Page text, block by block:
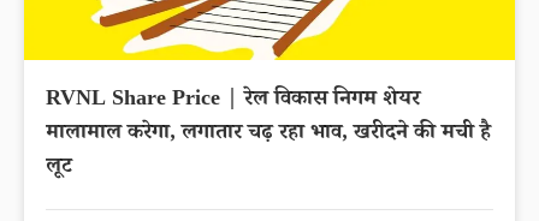
RVNL Share Price | रेल विकास निगम शेयर
मालामाल करेगा, लगातार चढ़ रहा भाव, खरीदने की मची है
लूट